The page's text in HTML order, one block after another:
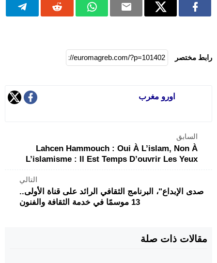
رابط مختصر
اورو مغرب
السابق
Lahcen Hammouch : Oui À L’islam, Non À
L’islamisme : Il Est Temps D’ouvrir Les Yeux
التالي
صدى الإبداع"، البرنامج الثقافي الرائد على قناة الأولى..
13 موسمًا في خدمة الثقافة والفنون
مقالات ذات صلة